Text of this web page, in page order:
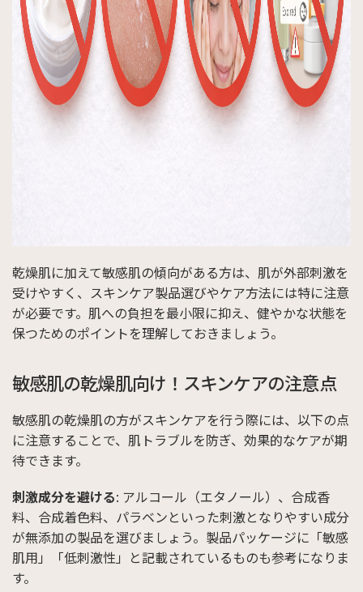
乾燥肌に加えて敏感肌の傾向がある方は、肌が外部刺激を
受けやすく、スキンケア製品選びやケア方法には特に注意
が必要です。肌への負担を最小限に抑え、健やかな状態を
保つためのポイントを理解しておきましょう。
敏感肌の乾燥肌向け！スキンケアの注意点
敏感肌の乾燥肌の方がスキンケアを行う際には、以下の点
に注意することで、肌トラブルを防ぎ、効果的なケアが期
待できます。
刺激成分を避ける: アルコール（エタノール）、合成香
料、合成着色料、パラベンといった刺激となりやすい成分
が無添加の製品を選びましょう。製品パッケージに「敏感
肌用」「低刺激性」と記載されているものも参考になりま
す。